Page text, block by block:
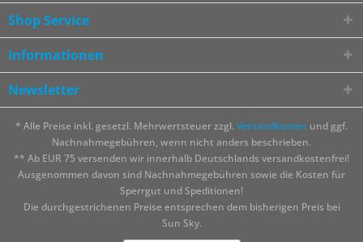
Shop Service
Informationen
Newsletter
* Alle Preise inkl. gesetzl. Mehrwertsteuer zzgl. Versandkosten und ggf.
Nachnahmegebühren, wenn nicht anders beschrieben.
** Ab EUR 75 versenden wir innerhalb Deutschlands versandkostenfrei!
Ausgenommen davon sind Nachnahmegebühren sowie die Kosten für
Sperrgut und Speditionen!
Die durchgestrichenen Preise entsprechen dem bisherigen Preis bei
Sun Sky.